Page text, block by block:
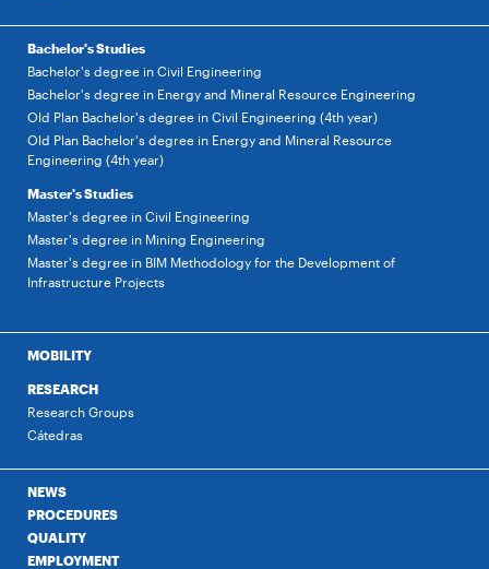
Bachelor's Studies
Bachelor's degree in Civil Engineering
Bachelor's degree in Energy and Mineral Resource Engineering
Old Plan Bachelor's degree in Civil Engineering (4th year)
Old Plan Bachelor's degree in Energy and Mineral Resource
Engineering (4th year)
Master's Studies
Master's degree in Civil Engineering
Master's degree in Mining Engineering
Master's degree in BIM Methodology for the Development of
Infrastructure Projects
MOBILITY
RESEARCH
Research Groups
Cátedras
NEWS
PROCEDURES
QUALITY
EMPLOYMENT